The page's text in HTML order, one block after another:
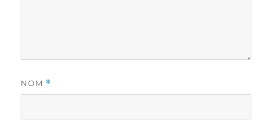
NOM *